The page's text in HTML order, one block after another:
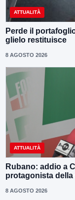
ATTUALITÀ
Perde il
glielo restituisce
8 AGOSTO 2026
ATTUALITÀ
Rubano: addio a
protagonista
8 AGOSTO 2026